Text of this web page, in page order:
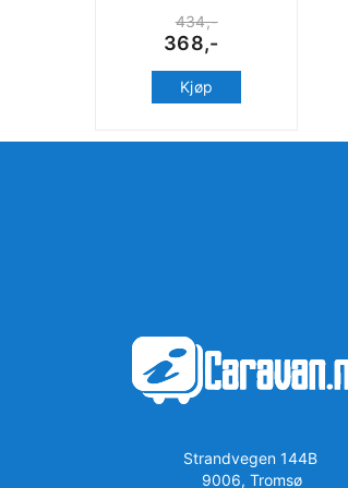
434,-
368,-
Kjøp
Strandvegen 144B
9006, Tromsø